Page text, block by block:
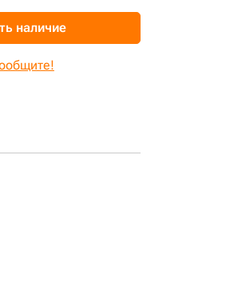
наличие